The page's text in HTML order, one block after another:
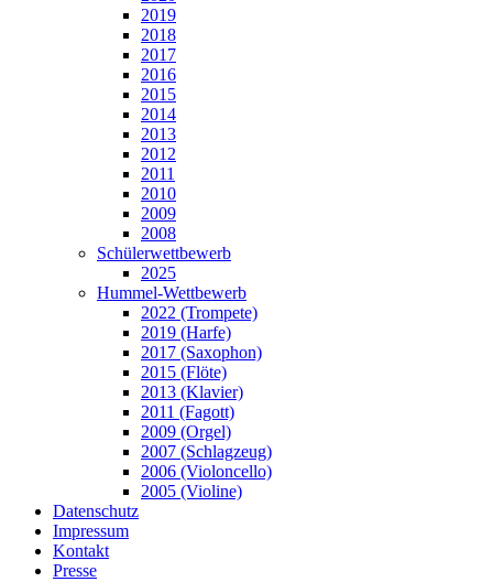
2019
2018
2017
2016
2015
2014
2013
2012
2011
2010
2009
2008
Schülerwettbewerb
2025
Hummel-Wettbewerb
2022 (Trompete)
2019 (Harfe)
2017 (Saxophon)
2015 (Flöte)
2013 (Klavier)
2011 (Fagott)
2009 (Orgel)
2007 (Schlagzeug)
2006 (Violoncello)
2005 (Violine)
Datenschutz
Impressum
Kontakt
Presse